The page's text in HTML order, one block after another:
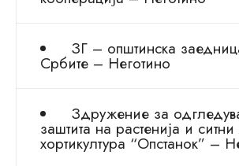
ЗГ – општинска
Србите – Неготино
Здружение за
заштита на растенија и
хортикултура “Опстанок” –